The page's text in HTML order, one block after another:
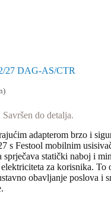
27 DAG-AS/CTR
do detalja.
adapterom brzo i
s Festool mobilnim
statički naboj i
za korisnika. To
obavljanje poslova i